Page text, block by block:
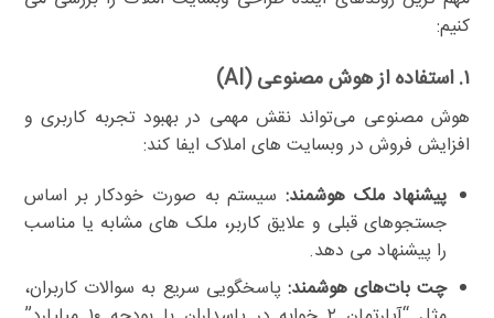
کنیم:
۱. استفاده از هوش مصنوعی (AI)
هوش مصنوعی می‌تواند نقش مهمی در بهبود تجربه کاربری و
افزایش فروش در وبسایت های املاک ایفا کند:
پیشنهاد ملک هوشمند: سیستم به صورت خودکار بر اساس
جستجوهای قبلی و علایق کاربر، ملک های مشابه یا مناسب
را پیشنهاد می دهد.
چت بات‌های هوشمند: پاسخگویی سریع به سوالات کاربران،